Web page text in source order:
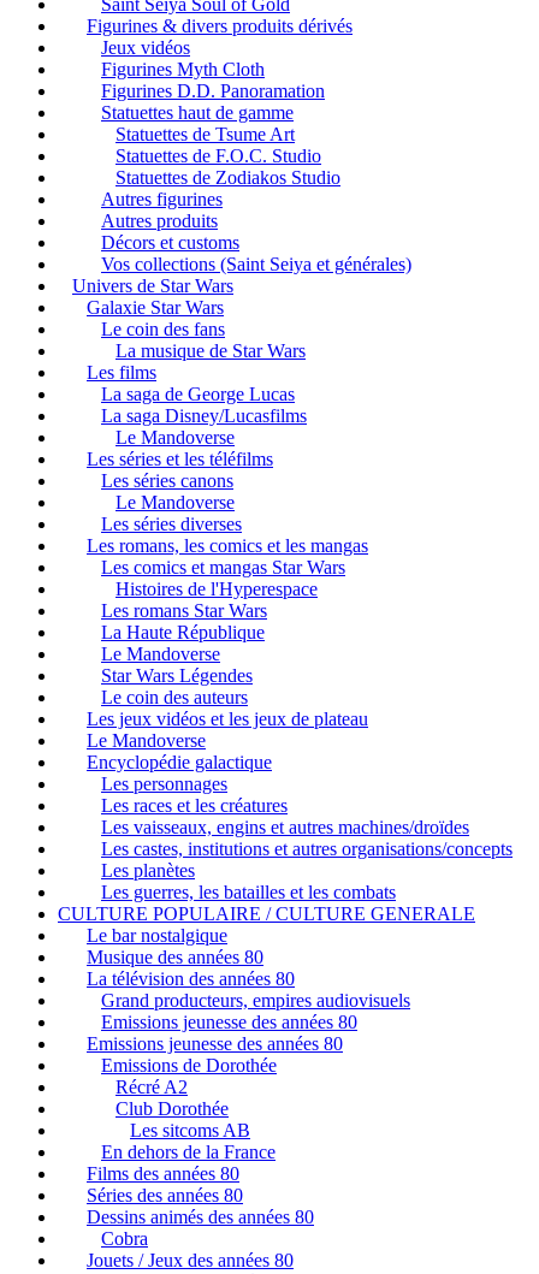
Saint Seiya Soul of Gold
Figurines & divers produits dérivés
Jeux vidéos
Figurines Myth Cloth
Figurines D.D. Panoramation
Statuettes haut de gamme
Statuettes de Tsume Art
Statuettes de F.O.C. Studio
Statuettes de Zodiakos Studio
Autres figurines
Autres produits
Décors et customs
Vos collections (Saint Seiya et générales)
Univers de Star Wars
Galaxie Star Wars
Le coin des fans
La musique de Star Wars
Les films
La saga de George Lucas
La saga Disney/Lucasfilms
Le Mandoverse
Les séries et les téléfilms
Les séries canons
Le Mandoverse
Les séries diverses
Les romans, les comics et les mangas
Les comics et mangas Star Wars
Histoires de l'Hyperespace
Les romans Star Wars
La Haute République
Le Mandoverse
Star Wars Légendes
Le coin des auteurs
Les jeux vidéos et les jeux de plateau
Le Mandoverse
Encyclopédie galactique
Les personnages
Les races et les créatures
Les vaisseaux, engins et autres machines/droïdes
Les castes, institutions et autres organisations/concepts
Les planètes
Les guerres, les batailles et les combats
CULTURE POPULAIRE / CULTURE GENERALE
Le bar nostalgique
Musique des années 80
La télévision des années 80
Grand producteurs, empires audiovisuels
Emissions jeunesse des années 80
Emissions jeunesse des années 80
Emissions de Dorothée
Récré A2
Club Dorothée
Les sitcoms AB
En dehors de la France
Films des années 80
Séries des années 80
Dessins animés des années 80
Cobra
Jouets / Jeux des années 80